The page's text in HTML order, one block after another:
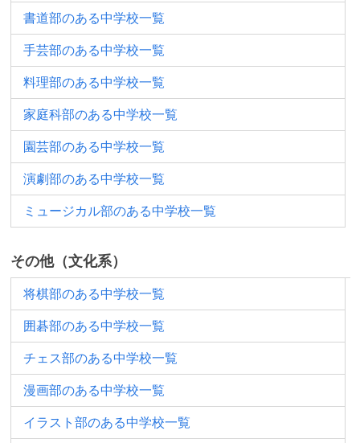
書道部のある中学校一覧
手芸部のある中学校一覧
料理部のある中学校一覧
家庭科部のある中学校一覧
園芸部のある中学校一覧
演劇部のある中学校一覧
ミュージカル部のある中学校一覧
その他（文化系）
将棋部のある中学校一覧
囲碁部のある中学校一覧
チェス部のある中学校一覧
漫画部のある中学校一覧
イラスト部のある中学校一覧